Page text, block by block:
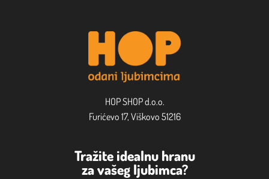
HOP SHOP d.o.o.
Furićevo 17, Viškovo 51216
Tražite idealnu hranu
za vašeg ljubimca?